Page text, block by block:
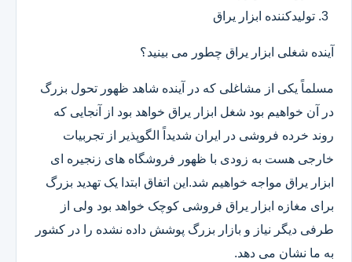
تولیدکننده ابزار یراق
آینده شغلی ابزار یراق چطور می بینید؟
مسلماً یکی از مشاغلی که در آینده شاهد ظهور تحول بزرگ
در آن خواهیم بود شغل ابزار یراق خواهد بود از آنجایی که
روند خرده فروشی در ایران شدیداً الگوپذیر از تجربیات
خارجی هست به زودی با ظهور فروشگاه های زنجیره ای
ابزار یراق مواجه خواهیم شد.این اتفاق ابتدا یک تهدید بزرگ
برای مغازه ابزار یراق فروشی کوچک خواهد بود ولی از
طرفی دیگر نیاز و بازار بزرگ پوشش داده نشده را در کشور
به ما نشان می دهد.